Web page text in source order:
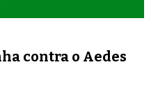
contra o Aedes